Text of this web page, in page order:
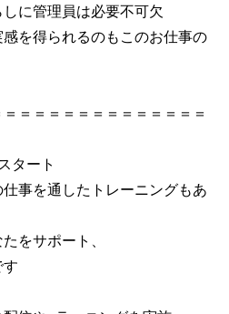
に管理員は必要不可欠
を得られるのもこのお仕事の
＝＝＝＝＝＝＝＝＝＝＝＝＝
タート
事を通したトレーニングもあ
をサポート、
す